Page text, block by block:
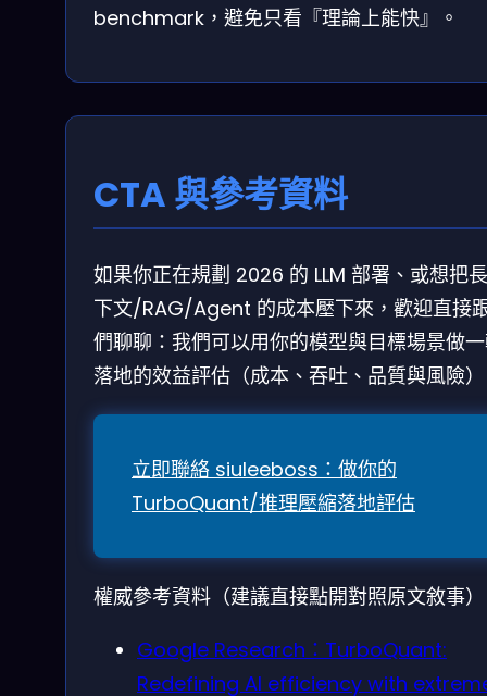
benchmark，避免只看『理論上能快』。
CTA 與參考資料
如果你正在規劃 2026 的 LLM 部署、或想把
下文/RAG/Agent 的成本壓下來，歡迎直接
們聊聊：我們可以用你的模型與目標場景做
落地的效益評估（成本、吞吐、品質與風險
立即聯絡 siuleeboss：做你的
TurboQuant/推理壓縮落地評估
權威參考資料（建議直接點開對照原文敘事
Google Research：TurboQuant:
Redefining AI efficiency with